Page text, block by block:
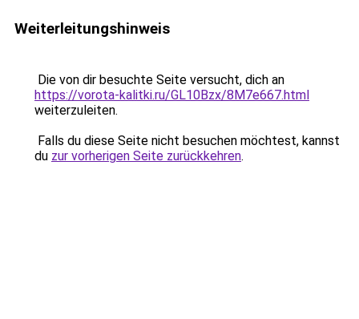
Weiterleitungshinweis
Die von dir besuchte Seite versucht, dich an
https://vorota-kalitki.ru/GL10Bzx/8M7e667.html
weiterzuleiten.
Falls du diese Seite nicht besuchen möchtest, kannst
du zur vorherigen Seite zurückkehren.